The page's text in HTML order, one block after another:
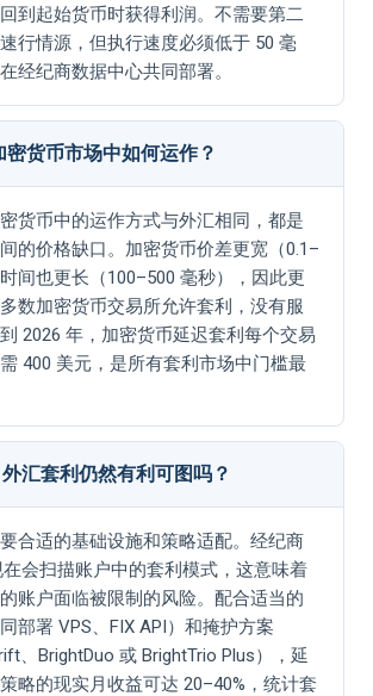
到起始货币时获得利润。不需要第二
行情源，但执行速度必须低于 50 毫
经纪商数据中心共同部署。
货币市场中如何运作？
货币中的运作方式与外汇相同，都是
的价格缺口。加密货币价差更宽（0.1–
间也更长（100–500 毫秒），因此更
数加密货币交易所允许套利，没有服
2026 年，加密货币延迟套利每个交易
400 美元，是所有套利市场中门槛最
汇套利仍然有利可图吗？
合适的基础设施和策略适配。经纪商
会扫描账户中的套利模式，这意味着
账户面临被限制的风险。配合适当的
部署 VPS、FIX API）和掩护方案
、BrightDuo 或 BrightTrio Plus），延
略的现实月收益可达 20–40%，统计套